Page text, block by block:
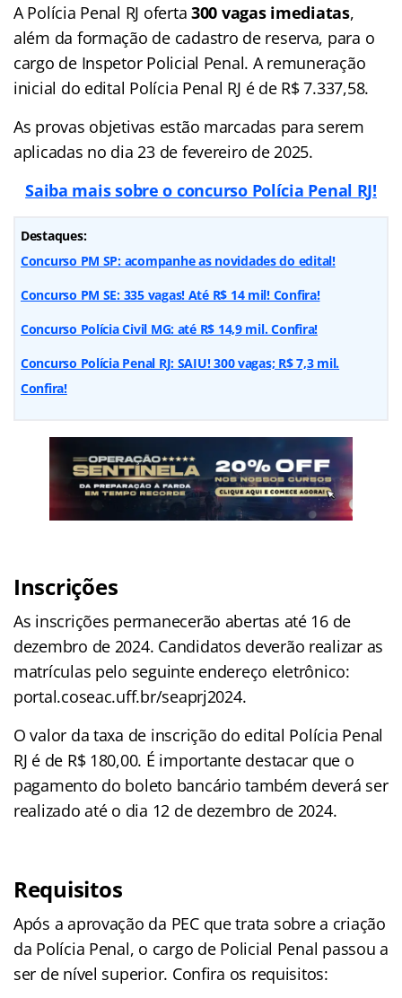
A Polícia Penal RJ oferta 300 vagas imediatas,
além da formação de cadastro de reserva, para o
cargo de Inspetor Policial Penal. A remuneração
inicial do edital Polícia Penal RJ é de R$ 7.337,58.
As provas objetivas estão marcadas para serem
aplicadas no dia 23 de fevereiro de 2025.
Saiba mais sobre o concurso Polícia Penal RJ!
Destaques:
Concurso PM SP: acompanhe as novidades do edital!
Concurso PM SE: 335 vagas! Até R$ 14 mil! Confira!
Concurso Polícia Civil MG: até R$ 14,9 mil. Confira!
Concurso Polícia Penal RJ: SAIU! 300 vagas; R$ 7,3 mil.
Confira!
Inscrições
As inscrições permanecerão abertas até 16 de
dezembro de 2024. Candidatos deverão realizar as
matrículas pelo seguinte endereço eletrônico:
portal.coseac.uff.br/seaprj2024.
O valor da taxa de inscrição do edital Polícia Penal
RJ é de R$ 180,00. É importante destacar que o
pagamento do boleto bancário também deverá ser
realizado até o dia 12 de dezembro de 2024.
Requisitos
Após a aprovação da PEC que trata sobre a criação
da Polícia Penal, o cargo de Policial Penal passou a
ser de nível superior. Confira os requisitos: